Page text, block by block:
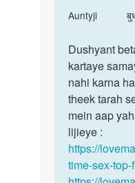
AuntyjiIn
to
SEX
KAISE
KARE
by
Dushyant
Sharma
Dushyant
beta,
pehli
baar
sex
Dushyant
kartaye
nahi karna
theek tarah
mein aap
lijieye :
https://
time-sex-